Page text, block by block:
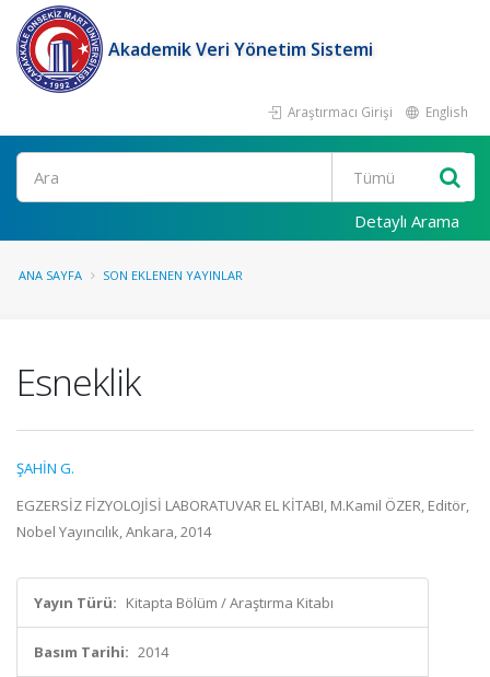
Akademik Veri Yönetim Sistemi
Araştırmacı Girişi English
Ara
Detaylı Arama
ANA SAYFA SON EKLENEN YAYINLAR
Esneklik
ŞAHİN G.
EGZERSİZ FİZYOLOJİSİ LABORATUVAR EL KİTABI, M.Kamil ÖZER, Editör,
Nobel Yayıncılık, Ankara, 2014
Yayın Türü: Kitapta Bölüm / Araştırma Kitabı
Basım Tarihi: 2014